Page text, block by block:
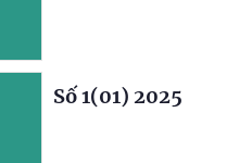
Số 1(01) 2025